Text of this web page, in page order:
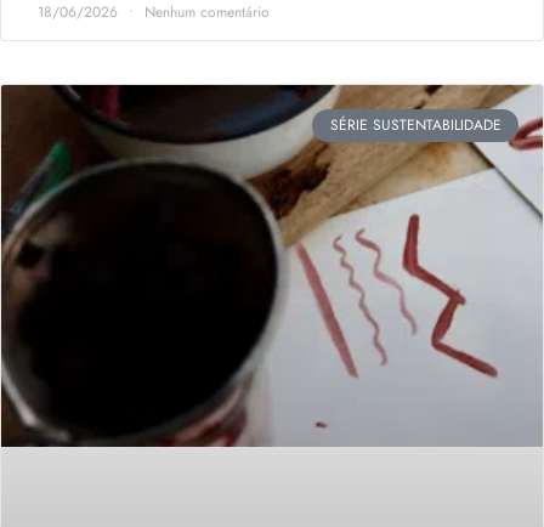
18/06/2026 Nenhum comentário
SÉRIE SUSTENTABILIDADE